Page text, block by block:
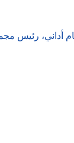
إندستريز، الذي تبلغ ثروته 90.6